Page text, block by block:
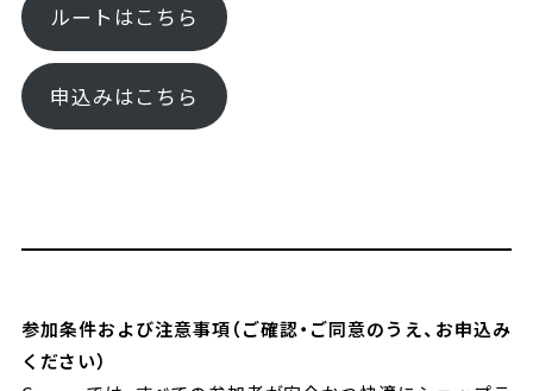
ルートはこちら
申込みはこちら
参加条件および注意事項（ご確認・ご同意のうえ、お申込み
ください）